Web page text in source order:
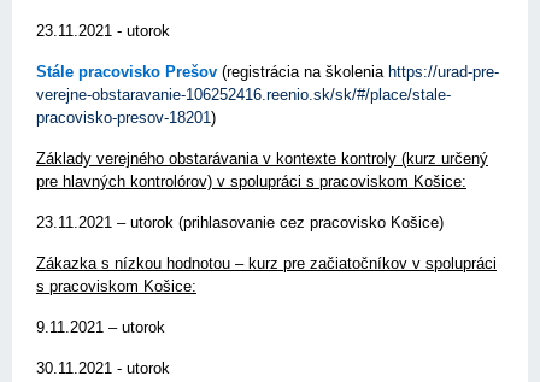
23.11.2021 - utorok
Stále pracovisko Prešov (registrácia na školenia https://urad-pre-
verejne-obstaravanie-106252416.reenio.sk/sk/#/place/stale-
pracovisko-presov-18201)
Základy verejného obstarávania v kontexte kontroly (kurz určený
pre hlavných kontrolórov) v spolupráci s pracoviskom Košice:
23.11.2021 – utorok (prihlasovanie cez pracovisko Košice)
Zákazka s nízkou hodnotou – kurz pre začiatočníkov v spolupráci
s pracoviskom Košice:
9.11.2021 – utorok
30.11.2021 - utorok